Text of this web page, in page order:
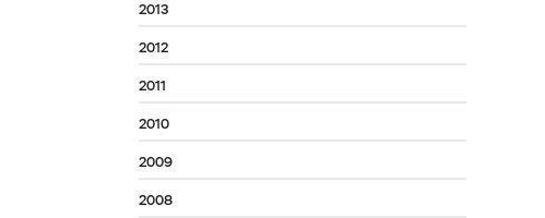
2013
2012
2011
2010
2009
2008